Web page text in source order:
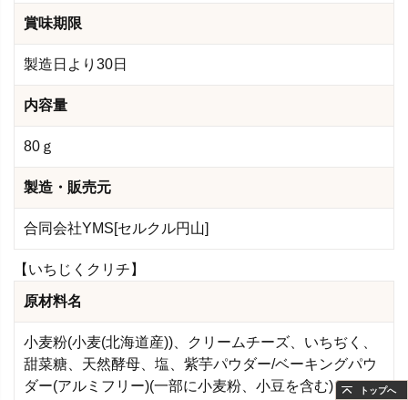
賞味期限
製造日より30日
内容量
80ｇ
製造・販売元
合同会社YMS[セルクル円山]
【いちじくクリチ】
原材料名
小麦粉(小麦(北海道産))、クリームチーズ、いちぢく、
甜菜糖、天然酵母、塩、紫芋パウダー/ベーキングパウ
ダー(アルミフリー)(一部に小麦粉、小豆を含む)
トップへ